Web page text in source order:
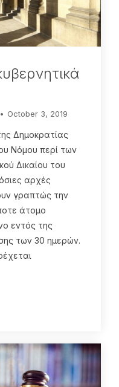
October 3, 2019
Δημοκρατίας
Νόμου περί των
Δικαίου του
αρχές
γραπτώς την
άτομο
εντός της
των 30 ημερών.